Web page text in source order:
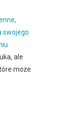
swojego
ale
może